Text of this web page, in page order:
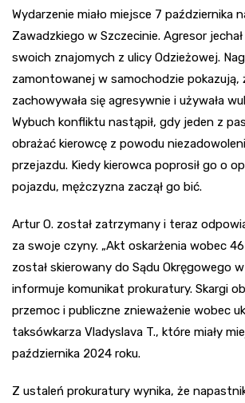
Wydarzenie miało miejsce 7 października
Zawadzkiego w Szczecinie. Agresor
swoich znajomych z ulicy Odzieżowej.
zamontowanej w samochodzie pokazują,
zachowywała się agresywnie i używała
Wybuch konfliktu nastąpił, gdy jeden z
obrażać kierowcę z powodu
przejazdu. Kiedy kierowca poprosił go o
pojazdu, mężczyzna zaczął go bić.
Artur O. został zatrzymany i teraz
za swoje czyny. „Akt oskarżenia wobec
został skierowany do Sądu Okręgowego
informuje komunikat prokuratury. Skargi
przemoc i publiczne znieważenie wobec
taksówkarza Vladyslava T., które miały
października 2024 roku.
Z ustaleń prokuratury wynika, że